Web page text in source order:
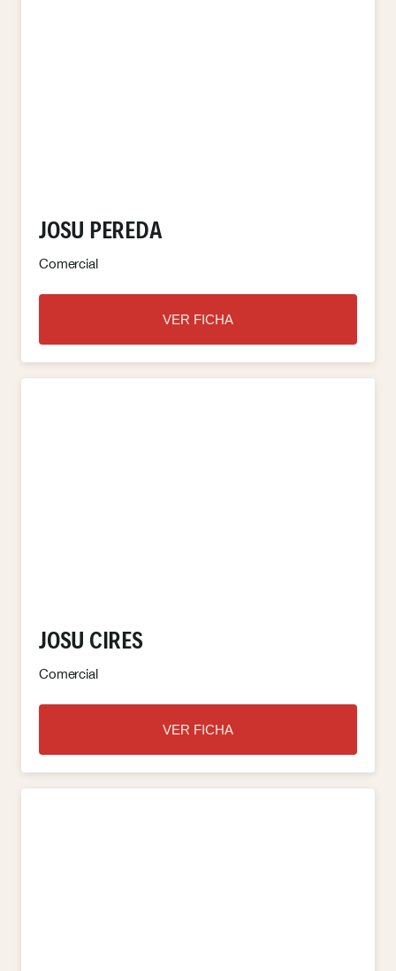
JOSU PEREDA
Comercial
VER FICHA
JOSU CIRES
Comercial
VER FICHA